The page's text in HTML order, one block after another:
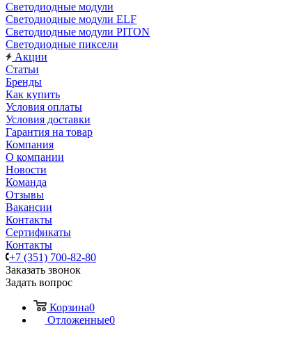
Светодиодные модули
Светодиодные модули ELF
Светодиодные модули PITON
Светодиодные пиксели
Акции
Статьи
Бренды
Как купить
Условия оплаты
Условия доставки
Гарантия на товар
Компания
О компании
Новости
Команда
Отзывы
Вакансии
Контакты
Сертификаты
Контакты
+7 (351) 700-82-80
Заказать звонок
Задать вопрос
Корзина0
Отложенные0